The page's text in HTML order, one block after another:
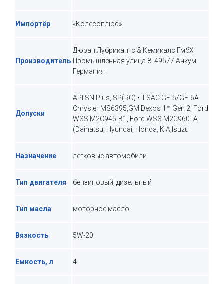
Импортёр «Колесоплюс»
Производитель
Дюран Лубрикантс & Кемикалс ГмбХ
Промышленная улица 8, 49577 Анкум,
Германия
Допуски
API SN Plus, SP(RC) • ILSAC GF-5/GF-6A
Chrysler MS6395,GM Dexos 1™ Gen 2, Ford
WSS.M2C945-B1, Ford WSS.M2C960- A
(Daihatsu, Hyundai, Honda, KIA,Isuzu
Назначение легковые автомобили
Тип двигателя бензиновый, дизельный
Тип масла моторное масло
Вязкость 5W-20
Емкость, л 4